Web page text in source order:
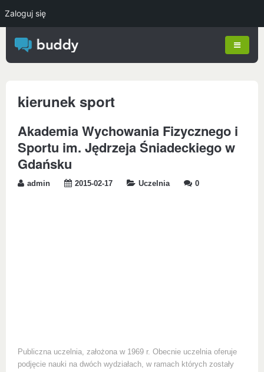
kierunek sport
Akademia Wychowania Fizycznego i
Sportu im. Jędrzeja Śniadeckiego w
Gdańsku
admin 2015-02-17 Uczelnia 0
Publiczna uczelnia, założona w 1969 r. Obecnie uczelnia oferuje
podjęcie nauki na dwóch wydziałach, w ramach których zostały
Zaloguj się